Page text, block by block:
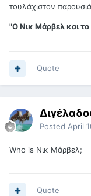
τουλάχιστον
"Ο Νικ Μάρβελ και
Quote
Posted April
Who is Νικ Μάρβελ;
Quote